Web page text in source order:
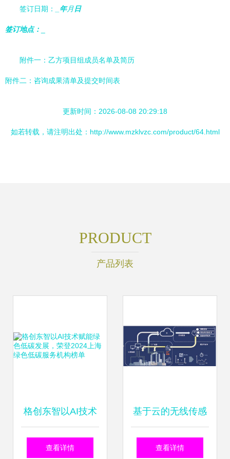
签订日期： _年月日
签订地点：
附件一：乙方项目组成员名单及简历
附件二：咨询成果清单及提交时间表
更新时间：2026-08-08 20:29:18
如若转载，请注明出处：http://www.mzklvzc.com/product/64.html
PRODUCT
产品列表
格创东智以AI技术
赋能绿色低碳发
查看详情
基于云的无线传感
技术与云的数据管
查看详情